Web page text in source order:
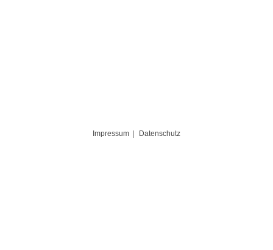
Impressum Datenschutz